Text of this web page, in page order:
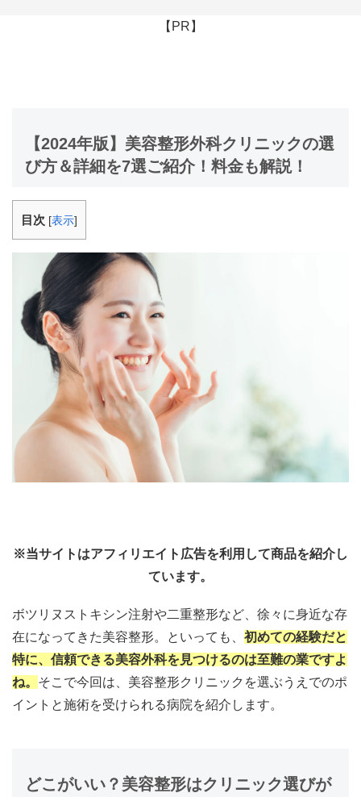
【PR】
【2024年版】美容整形外科クリニックの選
び方＆詳細を7選ご紹介！料金も解説！
目次 [表示]
※当サイトはアフィリエイト広告を利用して商品を紹介し
ています。
ボツリヌストキシン注射や二重整形など、徐々に身近な存
在になってきた美容整形。といっても、 初めての経験だと
特に、信頼できる美容外科を見つけるのは至難の業ですよ
ね。 そこで今回は、美容整形クリニックを選ぶうえでのポ
イントと施術を受けられる病院を紹介します。
どこがいい？美容整形はクリニック選びが